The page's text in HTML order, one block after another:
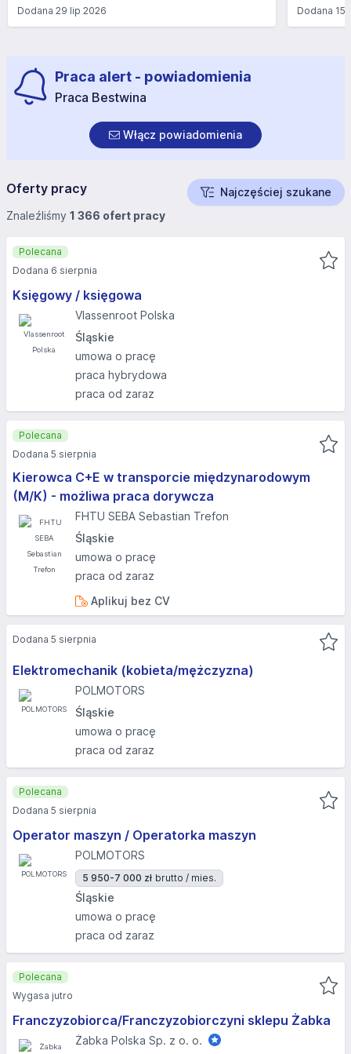
Dodana 29 lip 2026 Dodana 15
Praca alert - powiadomienia
Praca Bestwina
Włącz powiadomienia
Oferty pracy
Najczęściej szukane
Znaleźliśmy 1 366 ofert pracy
Księgowy / księgowa
Vlassenroot Polska
Śląskie
umowa o pracę
praca hybrydowa
praca od zaraz
Polecana
Dodana 6 sierpnia
Kierowca C+E w transporcie międzynarodowym
(M/K) - możliwa praca dorywcza
FHTU SEBA Sebastian Trefon
Śląskie
umowa o pracę
praca od zaraz
Aplikuj bez CV
Polecana
Dodana 5 sierpnia
Elektromechanik (kobieta/mężczyzna)
POLMOTORS
Śląskie
umowa o pracę
praca od zaraz
Dodana 5 sierpnia
Operator maszyn / Operatorka maszyn
POLMOTORS
5 950-7 000 zł brutto / mies.
Śląskie
umowa o pracę
praca od zaraz
Polecana
Dodana 5 sierpnia
Franczyzobiorca/Franczyzobiorczyni sklepu Żabka
Żabka Polska Sp. z o. o.
Polecana
Wygasa jutro